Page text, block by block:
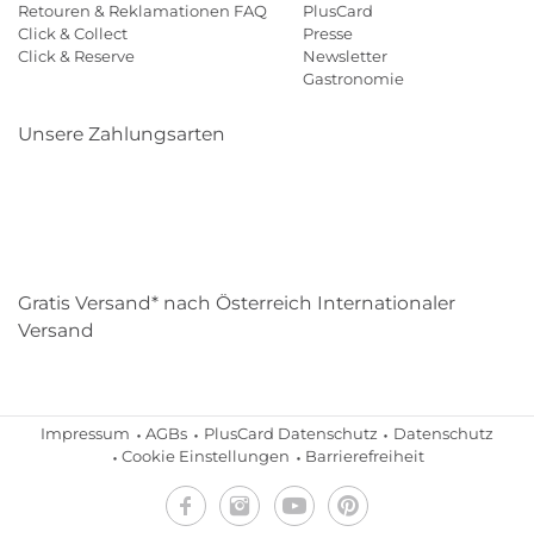
Retouren & Reklamationen FAQ
Click & Collect
Click & Reserve
PlusCard
Presse
Newsletter
Gastronomie
Unsere Zahlungsarten
Gratis Versand* nach Österreich Internationaler
Versand
Impressum AGBs PlusCard Datenschutz
Datenschutz
Cookie Einstellungen
Barrierefreiheit